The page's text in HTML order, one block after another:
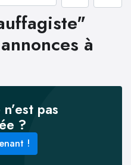
à
pas
?
!